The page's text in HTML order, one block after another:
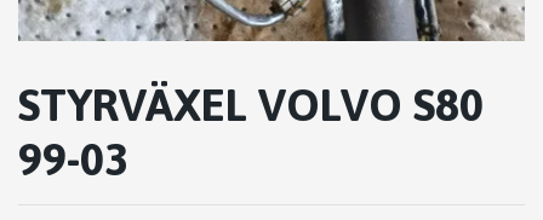
STYRVÄXEL VOLVO S80
99-03